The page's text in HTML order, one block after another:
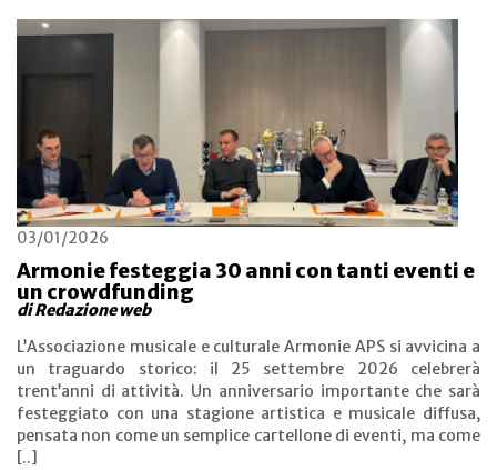
03/01/2026
Armonie festeggia 30 anni con tanti eventi e
un crowdfunding
di Redazione web
L’Associazione musicale e culturale Armonie APS si avvicina a
un traguardo storico: il 25 settembre 2026 celebrerà
trent’anni di attività. Un anniversario importante che sarà
festeggiato con una stagione artistica e musicale diffusa,
pensata non come un semplice cartellone di eventi, ma come
[..]